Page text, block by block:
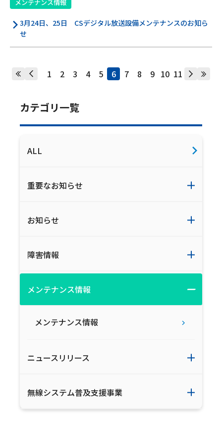
カテゴリ一覧
ALL
重要なお知らせ
お知らせ
障害情報
メンテナンス情報
メンテナンス情報
ニュースリリース
無線システム普及支援事業
メンテナンス情報
3月24日、25日 CSデジタル放送設備メンテナンスのお知ら
せ
1 2 3 4 5 6 7 8 9 10 11